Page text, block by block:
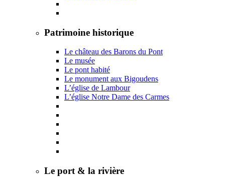
Patrimoine historique
Le château des Barons du Pont
Le musée
Le pont habité
Le monument aux Bigoudens
L’église de Lambour
L’église Notre Dame des Carmes
Le port & la rivière